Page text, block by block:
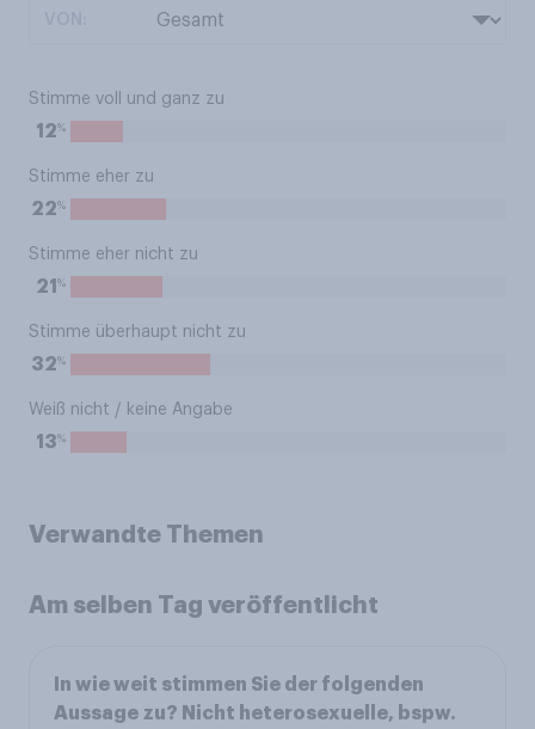
Stimme voll und ganz zu
12%
Stimme eher zu
22%
Stimme eher nicht zu
21 %
Stimme überhaupt nicht zu
32%
Weiß nicht / keine Angabe
13%
Verwandte Themen
Am selben Tag veröffentlicht
In wie weit stimmen Sie der folgenden
Aussage zu? Nicht heterosexuelle, bspw.